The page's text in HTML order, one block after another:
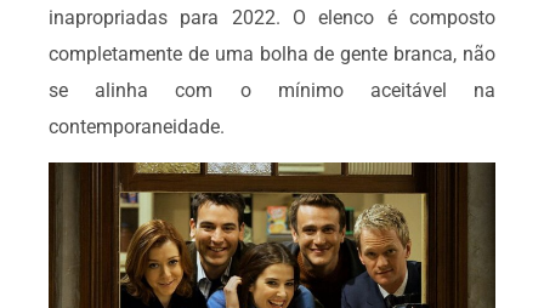
inapropriadas para 2022. O elenco é composto
completamente de uma bolha de gente branca, não
se alinha com o mínimo aceitável na
contemporaneidade.